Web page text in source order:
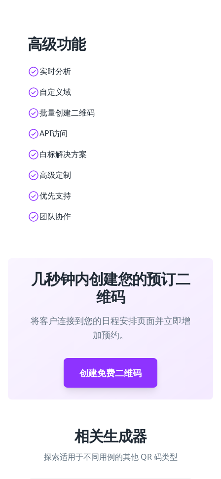
高级功能
实时分析
自定义域
批量创建二维码
API访问
白标解决方案
高级定制
优先支持
团队协作
几秒钟内创建您的预订二
维码
将客户连接到您的日程安排页面并立即增
加预约。
创建免费二维码
相关生成器
探索适用于不同用例的其他 QR 码类型